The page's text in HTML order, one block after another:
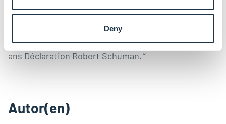
Deny
Möchten Sie mehr über die Geschichte des
Europatags erfahren? Hören Sie den Podcast“75
ans Déclaration Robert Schuman.”
Autor(en)